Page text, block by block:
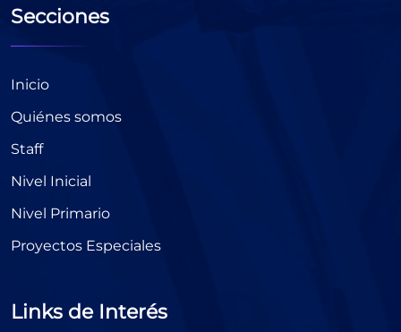
Secciones
Inicio
Quiénes somos
Staff
Nivel Inicial
Nivel Primario
Proyectos Especiales
Links de Interés